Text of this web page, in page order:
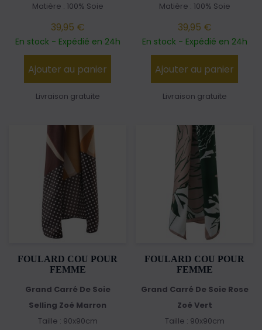
Matière : 100% Soie
39,95 €
En stock - Expédié en 24h
Ajouter au panier
Livraison gratuite
Matière : 100% Soie
39,95 €
En stock - Expédié en 24h
Ajouter au panier
Livraison gratuite
FOULARD COU POUR
FEMME
Grand Carré De Soie
Selling Zoé Marron
Taille : 90x90cm
FOULARD COU POUR
FEMME
Grand Carré De Soie Rose
Zoé Vert
Taille : 90x90cm